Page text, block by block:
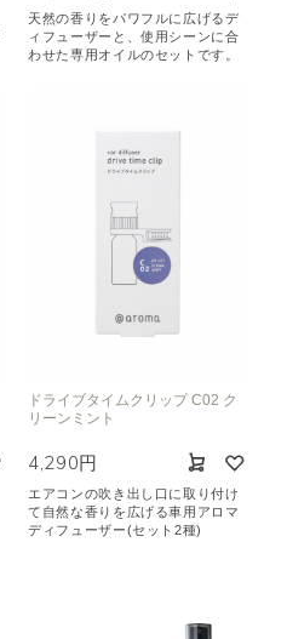
天然の香りをパワフルに広げるデ
ィフューザーと、使用シーンに合
わせた専用オイルのセットです。
ドライブタイムクリップ C02 ク
リーンミント
4,290円
エアコンの吹き出し口に取り付け
て自然な香りを広げる車用アロマ
ディフューザー(セット2種)